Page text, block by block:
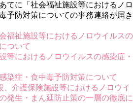
てに「社会福祉施設等におけるノロ
予防対策についての事務連絡が届き
福祉施設等におけるノロウイルスの
ついて
等におけるノロウイルスの感染症・
染症・食中毒予防対策について
、介護保険施設等におけるノロウイ
発生・まん延防止策の一層の徹底に